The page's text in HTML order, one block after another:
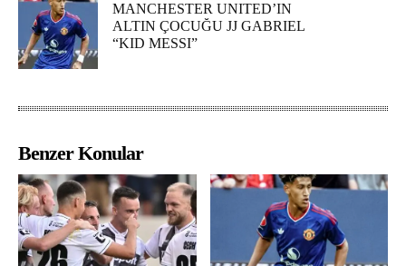
MANCHESTER UNITED’IN
ALTIN ÇOCUĞU JJ GABRIEL
“KID MESSI”
Benzer Konular